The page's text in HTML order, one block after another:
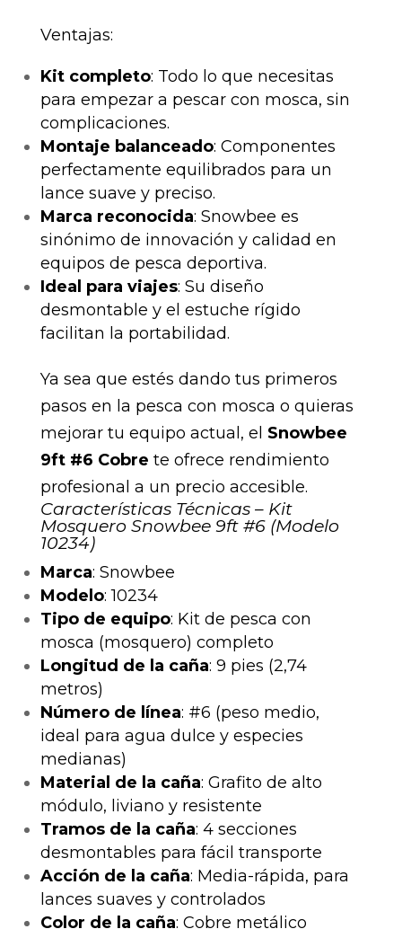
Ventajas:
Kit completo: Todo lo que necesitas
para empezar a pescar con mosca, sin
complicaciones.
Montaje balanceado: Componentes
perfectamente equilibrados para un
lance suave y preciso.
Marca reconocida: Snowbee es
sinónimo de innovación y calidad en
equipos de pesca deportiva.
Ideal para viajes: Su diseño
desmontable y el estuche rígido
facilitan la portabilidad.
Ya sea que estés dando tus primeros
pasos en la pesca con mosca o quieras
mejorar tu equipo actual, el Snowbee
9ft #6 Cobre te ofrece rendimiento
profesional a un precio accesible.
Características Técnicas – Kit
Mosquero Snowbee 9ft #6 (Modelo
10234)
Marca: Snowbee
Modelo: 10234
Tipo de equipo: Kit de pesca con
mosca (mosquero) completo
Longitud de la caña: 9 pies (2,74
metros)
Número de línea: #6 (peso medio,
ideal para agua dulce y especies
medianas)
Material de la caña: Grafito de alto
módulo, liviano y resistente
Tramos de la caña: 4 secciones
desmontables para fácil transporte
Acción de la caña: Media-rápida, para
lances suaves y controlados
Color de la caña: Cobre metálico